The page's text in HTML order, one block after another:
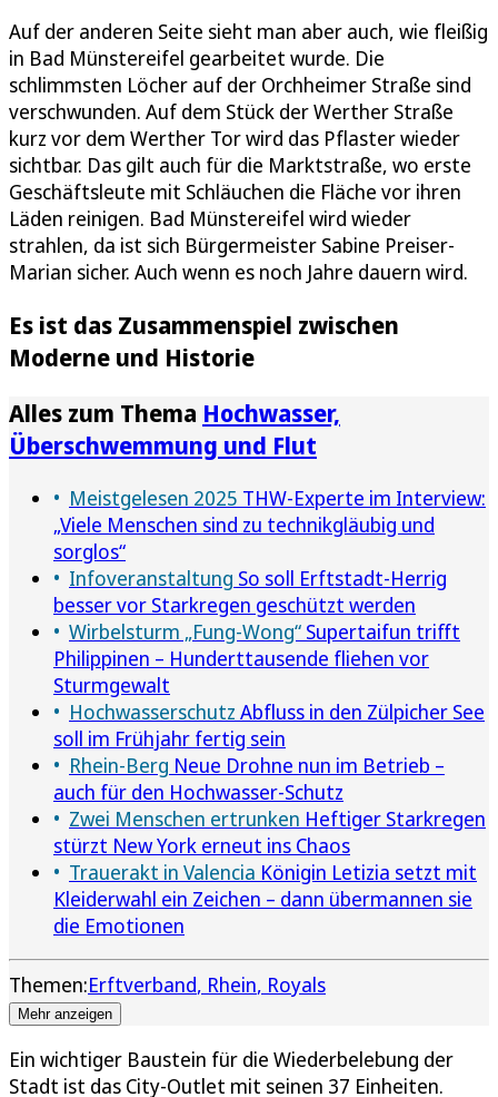
Auf der anderen Seite sieht man aber auch, wie fleißig
in Bad Münstereifel gearbeitet wurde. Die
schlimmsten Löcher auf der Orchheimer Straße sind
verschwunden. Auf dem Stück der Werther Straße
kurz vor dem Werther Tor wird das Pflaster wieder
sichtbar. Das gilt auch für die Marktstraße, wo erste
Geschäftsleute mit Schläuchen die Fläche vor ihren
Läden reinigen. Bad Münstereifel wird wieder
strahlen, da ist sich Bürgermeister Sabine Preiser-
Marian sicher. Auch wenn es noch Jahre dauern wird.
Es ist das Zusammenspiel zwischen
Moderne und Historie
Alles zum Thema Hochwasser,
Überschwemmung und Flut
Meistgelesen 2025 THW-Experte im Interview:
„Viele Menschen sind zu technikgläubig und
sorglos“
Infoveranstaltung So soll Erftstadt-Herrig
besser vor Starkregen geschützt werden
Wirbelsturm „Fung-Wong“ Supertaifun trifft
Philippinen – Hunderttausende fliehen vor
Sturmgewalt
Hochwasserschutz Abfluss in den Zülpicher See
soll im Frühjahr fertig sein
Rhein-Berg Neue Drohne nun im Betrieb –
auch für den Hochwasser-Schutz
Zwei Menschen ertrunken Heftiger Starkregen
stürzt New York erneut ins Chaos
Trauerakt in Valencia Königin Letizia setzt mit
Kleiderwahl ein Zeichen – dann übermannen sie
die Emotionen
Themen:Erftverband Rhein Royals
Mehr anzeigen
Ein wichtiger Baustein für die Wiederbelebung der
Stadt ist das City-Outlet mit seinen 37 Einheiten.